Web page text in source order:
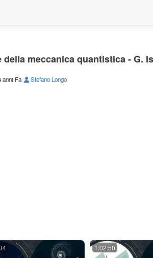
della meccanica quantistica - G.
anni Fa Stefano Longo
1:02:50